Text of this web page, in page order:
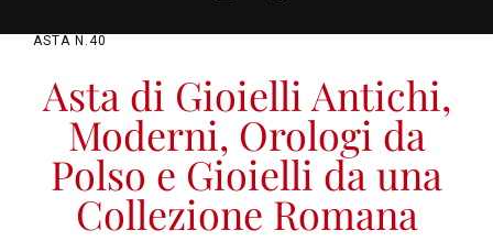
ASTA N.40
Asta di Gioielli Antichi,
Moderni, Orologi da
Polso e Gioielli da una
Collezione Romana